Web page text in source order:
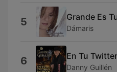
5 Grande Es
Dámaris
6 En Tu
Danny Guillén